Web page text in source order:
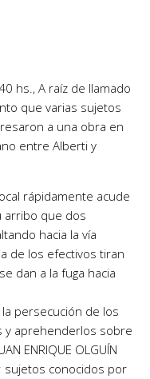
hs., A raíz de llamado
que varias sujetos
a una obra en
entre Alberti y
rápidamente acude
arribo que dos
hacia la vía
de los efectivos tiran
dan a la fuga hacia
persecución de los
y aprehenderlos sobre
ENRIQUE OLGUÍN
sujetos conocidos por